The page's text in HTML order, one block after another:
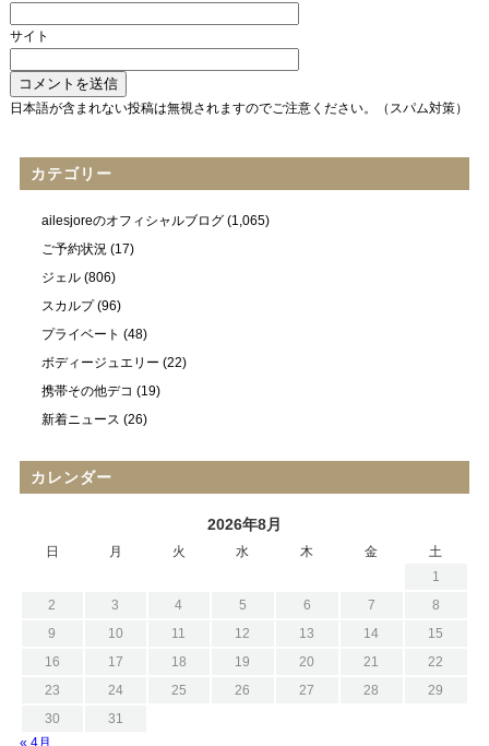
サイト
日本語が含まれない投稿は無視されますのでご注意ください。（スパム対策）
カテゴリー
ailesjoreのオフィシャルブログ(1,065)
ご予約状況(17)
ジェル(806)
スカルプ(96)
プライベート (48)
ボディージュエリー (22)
携帯その他デコ (19)
新着ニュース (26)
カレンダー
2026年8月
日 月 火 水 木 金
土
1
2
3 4 5 6 7
8
9
10 11 12 13 14
15
16
17 18 19 20 21
22
23
24 25 26 27 28
29
30
31
« 4月